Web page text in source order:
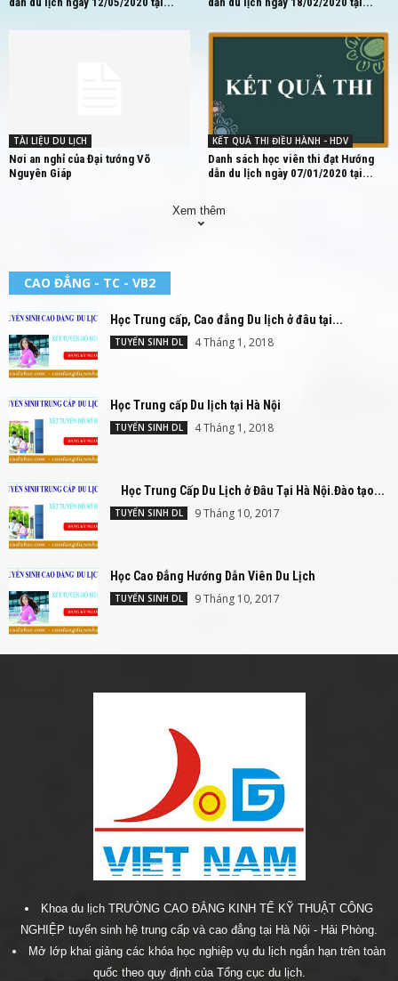
TÀI LIỆU DU LỊCH
Nơi an nghỉ của Đại tướng Võ
Nguyên Giáp
KẾT QUẢ THI ĐIỀU HÀNH - HDV
Danh sách học viên thi đạt Hướng
dẫn du lịch ngày 07/01/2020 tại...
Xem thêm
CAO ĐẲNG - TC - VB2
Học Trung cấp, Cao đẳng Du lịch ở đâu tại...
TUYỂN SINH DL 4 Tháng 1, 2018
Học Trung cấp Du lịch tại Hà Nội
TUYỂN SINH DL 4 Tháng 1, 2018
Học Trung Cấp Du Lịch ở Đâu Tại Hà Nội.Đào tạo...
TUYỂN SINH DL 9 Tháng 10, 2017
Học Cao Đẳng Hướng Dẫn Viên Du Lịch
TUYỂN SINH DL 9 Tháng 10, 2017
Khoa du lịch TRƯỜNG CAO ĐẲNG KINH TẾ KỸ THUẬT CÔNG
NGHIỆP tuyển sinh hệ trung cấp và cao đẳng tại Hà Nội - Hải Phòng.
Mở lớp khai giảng các khóa học nghiệp vụ du lịch ngắn hạn trên toàn
quốc theo quy định của Tổng cục du lịch.